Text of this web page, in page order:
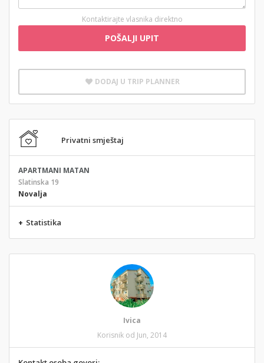
Kontaktirajte vlasnika direktno
POŠALJI UPIT
DODAJ U TRIP PLANNER
Privatni smještaj
APARTMANI MATAN
Slatinska 19
Novalja
+ Statistika
Ivica
Korisnik od Jun, 2014